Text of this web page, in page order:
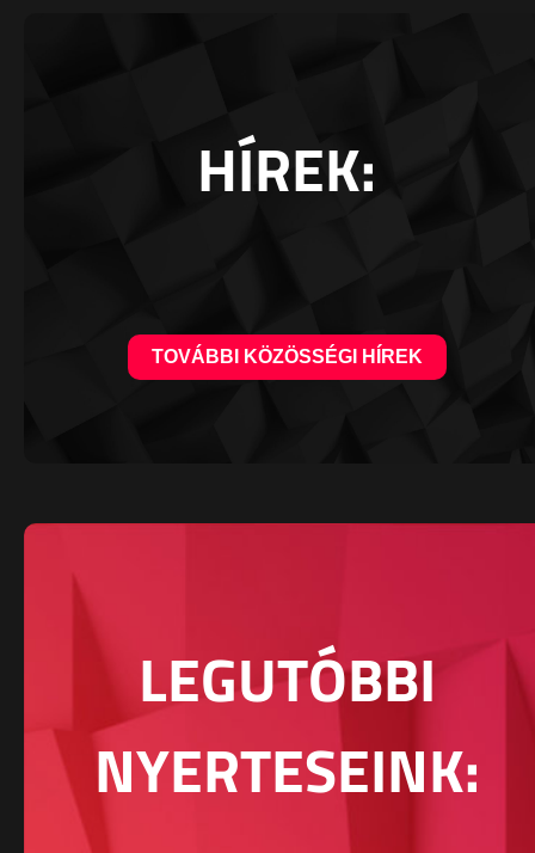
HÍREK:
TOVÁBBI KÖZÖSSÉGI HÍREK
LEGUTÓBBI
NYERTESEINK: